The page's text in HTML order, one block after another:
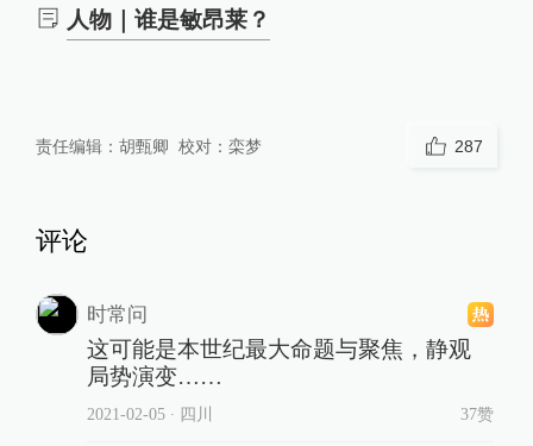
人物｜谁是敏昂莱？
责任编辑： 胡甄卿 校对： 栾梦 287
评论
时常问
这可能是本世纪最大命题与聚焦，静观
局势演变……
2021-02-05∙ 四川 37赞